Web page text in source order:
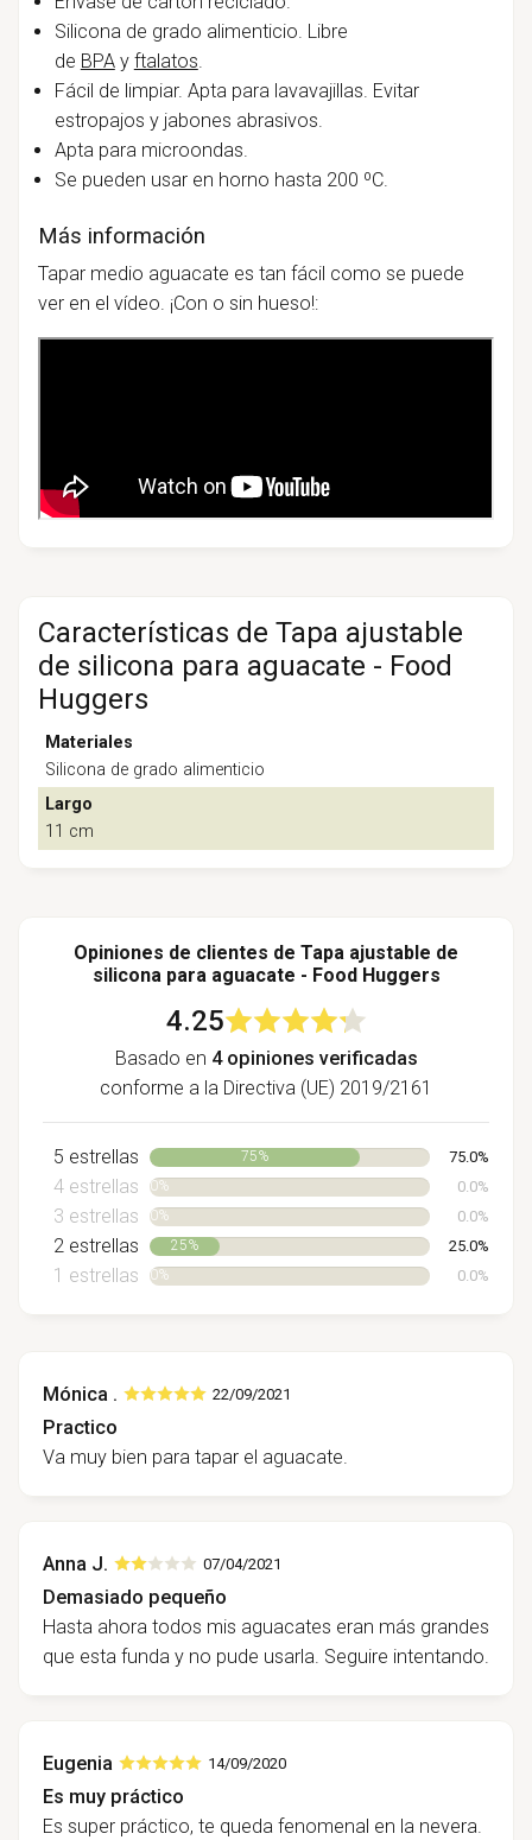
Silicona de grado alimenticio. Libre
de BPA y ftalatos.
Fácil de limpiar. Apta para lavavajillas. Evitar
estropajos y jabones abrasivos.
Apta para microondas.
Se pueden usar en horno hasta 200 ºC.
Más información
Tapar medio aguacate es tan fácil como se puede
ver en el vídeo. ¡Con o sin hueso!:
Características de Tapa ajustable
de silicona para aguacate - Food
Huggers
Materiales
Silicona de grado alimenticio
Largo
11 cm
Opiniones de clientes de Tapa ajustable de
silicona para aguacate - Food Huggers
4.25
Basado en 4 opiniones verificadas
conforme a la Directiva (UE) 2019/2161
5 estrellas 75% 75.0%
4 estrellas 0% 0.0%
3 estrellas 0% 0.0%
2 estrellas 25% 25.0%
1 estrellas 0% 0.0%
Mónica . 22/09/2021
Practico
Va muy bien para tapar el aguacate.
Anna J. 07/04/2021
Demasiado pequeño
Hasta ahora todos mis aguacates eran más grandes
que esta funda y no pude usarla. Seguire intentando.
Eugenia 14/09/2020
Es muy práctico
Es super práctico, te queda fenomenal en la nevera.